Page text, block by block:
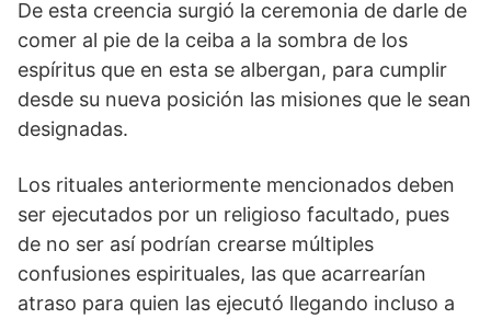
De esta creencia surgió la ceremonia de darle de
comer al pie de la ceiba a la sombra de los
espíritus que en esta se albergan, para cumplir
desde su nueva posición las misiones que le sean
designadas.
Los rituales anteriormente mencionados deben
ser ejecutados por un religioso facultado, pues
de no ser así podrían crearse múltiples
confusiones espirituales, las que acarrearían
atraso para quien las ejecutó llegando incluso a